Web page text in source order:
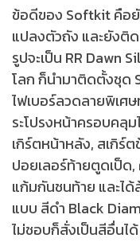
ข้อดีของ Softkit คือ
แปลงตัวถัง และยังติ
รูปจะเป็น RR Dawn
โลก ก็นำมาติดตั้งชุด
ไฟเบอร์ลวดลายพิเศ
ระโปรงหน้าครอบคลุ
เกิร์ตหน้าหลัง, สเกิร์
ปอยเลอร์ท้ายตูดเป็ด
แก้มกันชนท้าย และไ
แบบ สีดำ Black
ไม่ชอบก็สั่งเป็นสีอื่นได้